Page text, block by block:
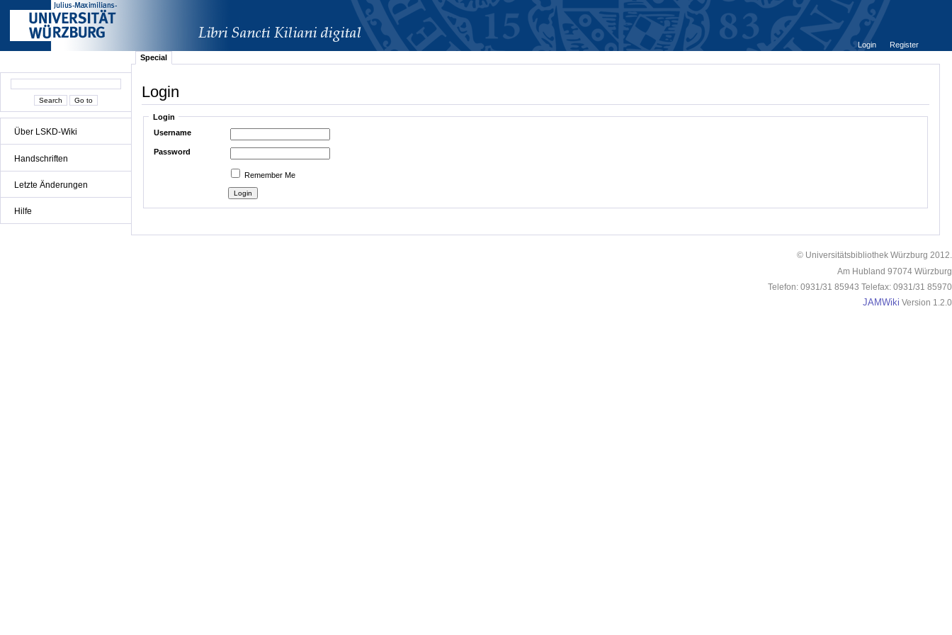
Über LSKD-Wiki
Handschriften
Letzte Änderungen
Hilfe
Login
Register
Special
Login
Login
Username
Password
Remember Me
© Universitätsbibliothek Würzburg 2012.
Am Hubland 97074 Würzburg
Telefon: 0931/31 85943 Telefax: 0931/31 85970
JAMWiki Version 1.2.0